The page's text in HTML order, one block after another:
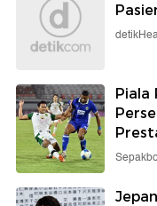
Piala